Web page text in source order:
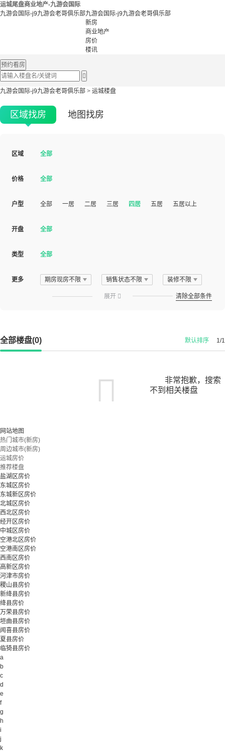
运城尾盘商业地产-九游会国际
九游会国际-j9九游会老哥俱乐部九游会国际-j9九游会老哥俱乐部
新房
商业地产
房价
楼讯
预约看房

九游会国际-j9九游会老哥俱乐部 > 运城楼盘
区域找房 地图找房
区域 全部
价格 全部
户型 全部 一居 二居 三居 四居 五居 五居以上
开盘 全部
类型 全部
更多 期房现房不限 销售状态不限 装修不限
展开  清除全部条件
全部楼盘(0) 1/1
默认排序
非常抱歉，搜索
不到相关楼盘
网站地图
热门城市(新房)
周边城市(新房)
运城房价
推荐楼盘
盐湖区房价
东城区房价
东城新区房价
北城区房价
西北区房价
经开区房价
中城区房价
空港北区房价
空港南区房价
西南区房价
高新区房价
河津市房价
稷山县房价
新绛县房价
绛县房价
万荣县房价
垣曲县房价
闻喜县房价
夏县房价
临猗县房价
a
b
c
d
e
f
g
h
i
j
k